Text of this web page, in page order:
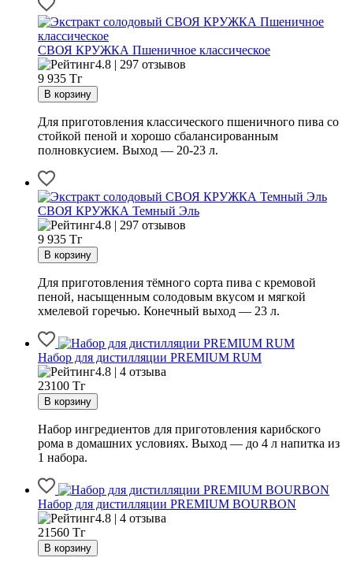
СВОЯ КРУЖКА Пшеничное классическое
4.8 | 297 отзывов
9 935 Тг
Для приготовления классического пшеничного пива со
стойкой пеной и хорошо сбалансированным
полновкусием. Выход — 20-23 л.
СВОЯ КРУЖКА Темный Эль
4.8 | 297 отзывов
9 935 Тг
Для приготовления тёмного сорта пива с кремовой
пеной, насыщенным солодовым вкусом и мягкой
хмелевой горечью. Конечный выход — 23 л.
Набор для дистилляции PREMIUM RUM
4.8 | 4 отзыва
23100 Тг
Набор ингредиентов для приготовления карибского
рома в домашних условиях. Выход — до 4 л напитка из
1 набора.
Набор для дистилляции PREMIUM BOURBON
4.8 | 4 отзыва
21560 Тг